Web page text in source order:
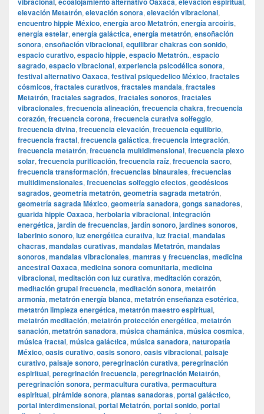
elevación Metatrón, elevación sonora, elevación vibracional,
encuentro hippie México, energía arco Metatrón, energía arcoíris,
energía estelar, energía galáctica, energía metatrón, ensoñación
sonora, ensoñación vibracional, equilibrar chakras con sonido,
espacio curativo, espacio hippie, espacio Metatrón., espacio
sagrado, espacio vibracional, experiencia psicodélica sonora,
festival alternativo Oaxaca, festival psiquedelico México, fractales
cósmicos, fractales curativos, fractales mandala, fractales
Metatrón, fractales sagrados, fractales sonoros, fractales
vibracionales, frecuencia alineación, frecuencia chakra, frecuencia
corazón, frecuencia corona, frecuencia curativa solfeggio,
frecuencia divina, frecuencia elevación, frecuencia equilibrio,
frecuencia fractal, frecuencia galáctica, frecuencia integración,
frecuencia metatrón, frecuencia multidimensional, frecuencia plexo
solar, frecuencia purificación, frecuencia raíz, frecuencia sacro,
frecuencia transformación, frecuencias binaurales, frecuencias
multidimensionales, frecuencias solfeggio efectos, geodésicos
sagrados, geometría metatrón, geometría sagrada metatrón,
geometría sagrada México, geometría sanadora, gongs sanadores,
guarida hippie Oaxaca, herbolaria vibracional, integración
energética, jardín de frecuencias, jardín sonoro, jardines sonoros,
laberinto sonoro, luz energética curativa, luz fractal, mandalas
chacras, mandalas curativas, mandalas Metatrón, mandalas
sonoros, mandalas vibracionales, mantras y frecuencias, medicina
ancestral Oaxaca, medicina sonora comunitaria, medicina
vibracional, meditación con luz curativa, meditación corazón,
meditación grupal frecuencia, meditación sonora, metatrón
armonía, metatrón energía blanca, metatrón enseñanza esotérica,
metatrón limpieza energética, metatrón maestro espiritual,
metatrón meditación, metatrón protección energética, metatrón
sanación, metatrón sanadora, música chamánica, música cosmica,
música fractal, música galáctica, música sanadora, naturopatía
México, oasis curativo, oasis sonoro, oasis vibracional, paisaje
curativo, paisaje sonoro, peregrinación curativa, peregrinación
espiritual, peregrinación frecuencia, peregrinación Metatrón,
peregrinación sonora, permacultura curativa, permacultura
espiritual, pirámide sonora, plantas sanadoras, portal galáctico,
portal interdimensional, portal Metatrón, portal sonido, portal